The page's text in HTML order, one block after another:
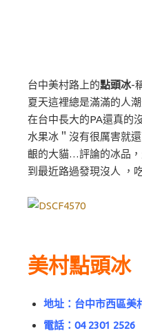
台中美村路上的點頭冰-
夏天這裡總是滿滿的人
在台中長大的PA還真的
水果冰＂沒有很厲害就
齦的大貓…評論的冰品
到最近路過發現沒人 ，
美村點頭冰
地址：台中市西區美
電話： 04 2301 2526